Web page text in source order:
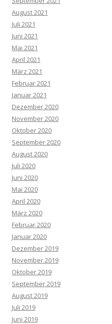
August 2021
Juli 2021
Juni 2021
Mai 2021
April 2021
März 2021
Februar 2021
Januar 2021
Dezember 2020
November 2020
Oktober 2020
September 2020
August 2020
Juli 2020
Juni 2020
Mai 2020
April 2020
März 2020
Februar 2020
Januar 2020
Dezember 2019
November 2019
Oktober 2019
September 2019
August 2019
Juli 2019
Juni 2019